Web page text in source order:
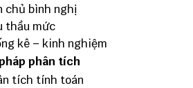
chủ bình nghị
thầu mức
kê – kinh nghiệm
phân tích
tích tính toán